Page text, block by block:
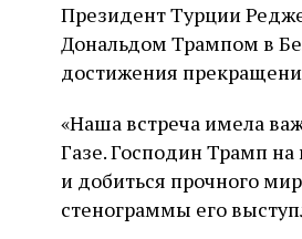
Президент Турции
Дональдом Трампом в
достижения
«Наша встреча имела
Газе. Господин Трамп
и добиться прочного
стенограммы его
Может ли
науках,
относиться к
Повышенный интерес
наряду с его попытками